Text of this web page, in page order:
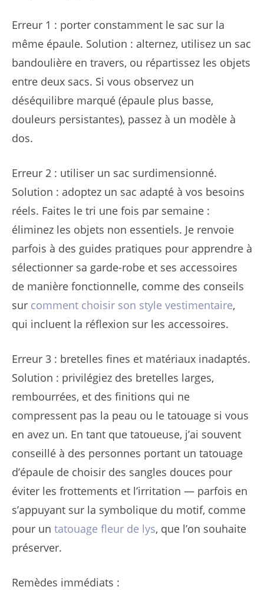
Erreur 1 : porter constamment le sac sur la
même épaule. Solution : alternez, utilisez un sac
bandoulière en travers, ou répartissez les objets
entre deux sacs. Si vous observez un
déséquilibre marqué (épaule plus basse,
douleurs persistantes), passez à un modèle à
dos.
Erreur 2 : utiliser un sac surdimensionné.
Solution : adoptez un sac adapté à vos besoins
réels. Faites le tri une fois par semaine :
éliminez les objets non essentiels. Je renvoie
parfois à des guides pratiques pour apprendre à
sélectionner sa garde-robe et ses accessoires
de manière fonctionnelle, comme des conseils
sur comment choisir son style vestimentaire,
qui incluent la réflexion sur les accessoires.
Erreur 3 : bretelles fines et matériaux inadaptés.
Solution : privilégiez des bretelles larges,
rembourrées, et des finitions qui ne
compressent pas la peau ou le tatouage si vous
en avez un. En tant que tatoueuse, j’ai souvent
conseillé à des personnes portant un tatouage
d’épaule de choisir des sangles douces pour
éviter les frottements et l’irritation — parfois en
s’appuyant sur la symbolique du motif, comme
pour un tatouage fleur de lys, que l’on souhaite
préserver.
Remèdes immédiats :